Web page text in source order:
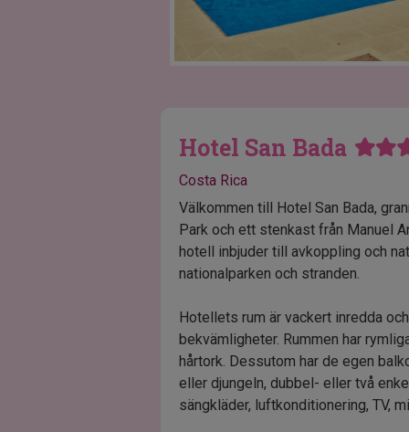
Hotel San Bada
Costa Rica
Välkommen till Hotel San Bada,
Park och ett stenkast från Manuel
hotell inbjuder till avkoppling och
nationalparken och stranden.
Hotellets rum är vackert inredda
bekvämligheter. Rummen har
hårtork. Dessutom har de egen
eller djungeln, dubbel- eller två
sängkläder, luftkonditionering, TV,